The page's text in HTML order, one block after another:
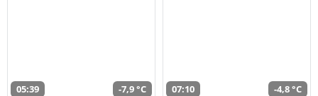
05:39 -7,9 °C 07:10 -4,8 °C